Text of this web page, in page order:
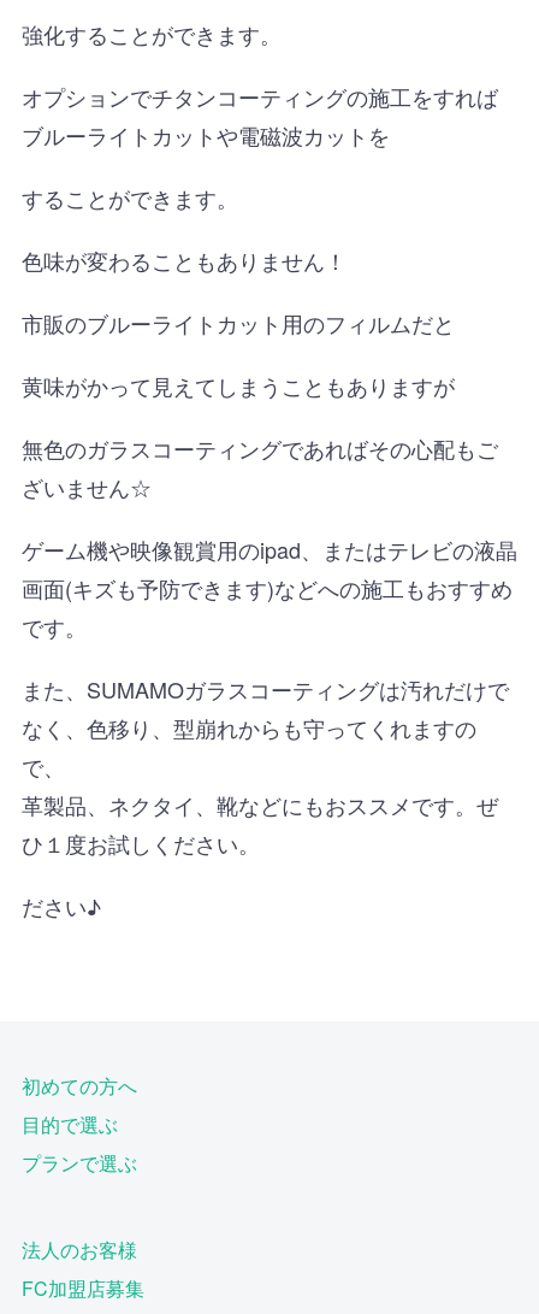
強化することができます。
オプションでチタンコーティングの施工をすれば
ブルーライトカットや電磁波カットを
することができます。
色味が変わることもありません！
市販のブルーライトカット用のフィルムだと
黄味がかって見えてしまうこともありますが
無色のガラスコーティングであればその心配もご
ざいません☆
ゲーム機や映像観賞用のipad、またはテレビの液晶
画面(キズも予防できます)などへの施工もおすすめ
です。
また、SUMAMOガラスコーティングは汚れだけで
なく、色移り、型崩れからも守ってくれますの
で、
革製品、ネクタイ、靴などにもおススメです。ぜ
ひ１度お試しください。
ださい♪
初めての方へ
目的で選ぶ
プランで選ぶ
法人のお客様
FC加盟店募集